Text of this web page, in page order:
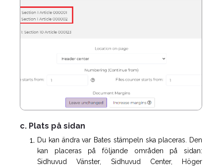
c. Plats på sidan
Du kan ändra var Bates stämpeln ska placeras. Den
kan placeras på följande områden på sidan:
Sidhuvud Vänster, Sidhuvud Center, Höger